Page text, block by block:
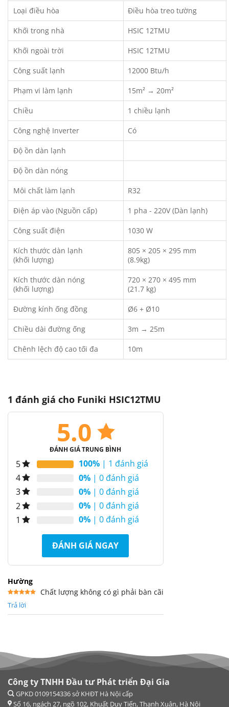
Loại điều hòa Điều hòa treo tường
Khối trong nhà HSIC 12TMU
Khối ngoài trời HSIC 12TMU
Công suất lạnh 12000 Btu/h
Phạm vi làm lạnh 15m² → 20m²
Chiều 1 chiều lạnh
Công nghệ Inverter Có
Độ ồn dàn lạnh
Độ ồn dàn nóng
Môi chất làm lạnh R32
Điện áp vào (Nguồn cấp) 1 pha - 220V (Dàn lạnh)
Công suất điện 1030 W
Kích thước dàn lạnh
(khối lượng)
805 × 205 × 295 mm
(8.9kg)
Kích thước dàn nóng
(khối lượng)
720 × 270 × 495 mm
(21.7 kg)
Đường kính ống đồng Ø6 + Ø10
Chiều dài đường ống 3m → 25m
Chênh lệch độ cao tối đa 10m
1 đánh giá cho Funiki HSIC12TMU
5.0
ĐÁNH GIÁ TRUNG BÌNH
5 100%| 1 đánh giá
4
0%| 0 đánh giá
3
0%| 0 đánh giá
2
0%| 0 đánh giá
1
0%| 0 đánh giá
ĐÁNH GIÁ NGAY
Hường
hạng5
Chất lượng không có gì phải bàn cãi
Trả lời
Công ty TNHH Đầu tư Phát triển Đại Gia